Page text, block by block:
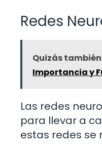
Redes
Quizás
Importancia y
Las redes
para llevar a
estas redes se